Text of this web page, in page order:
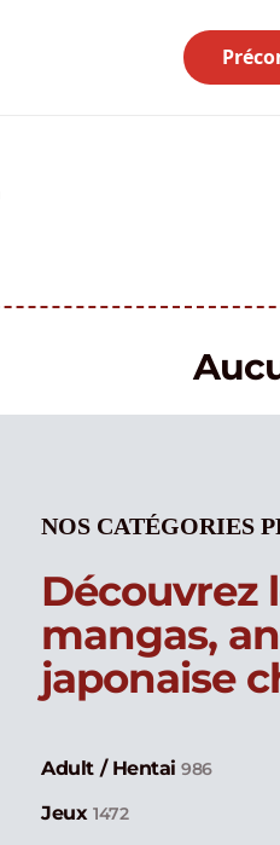
NOS CATÉGORIES
Découvrez
mangas,
japonaise
Adult / Hentai986
Jeux 1472